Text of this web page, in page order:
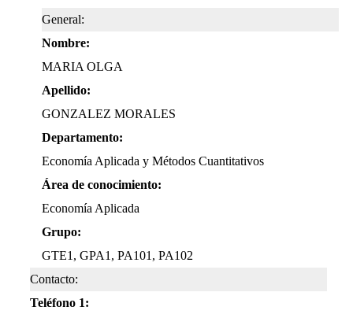
General:
Nombre:
MARIA OLGA
Apellido:
GONZALEZ MORALES
Departamento:
Economía Aplicada y Métodos Cuantitativos
Área de conocimiento:
Economía Aplicada
Grupo:
GTE1, GPA1, PA101, PA102
Contacto:
Teléfono 1: